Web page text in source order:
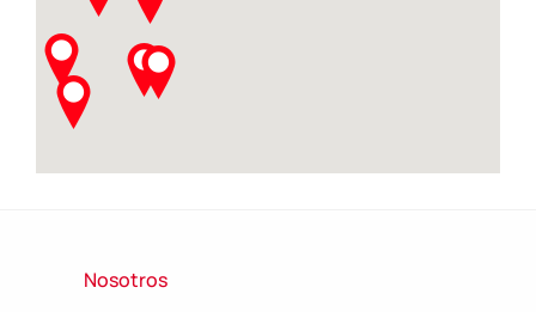
Nosotros